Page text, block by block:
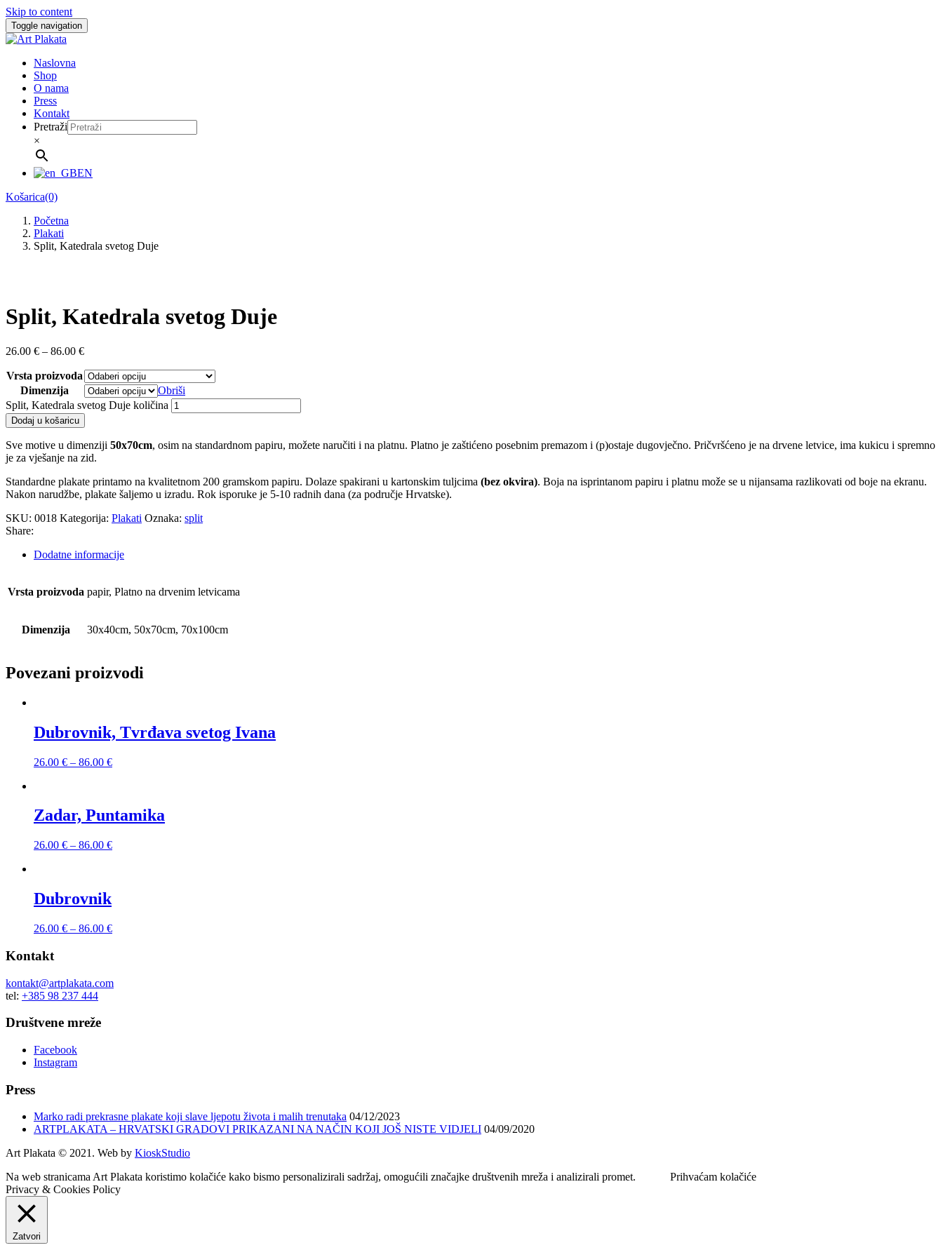
Skip to content
Toggle navigation
Naslovna
Shop
O nama
Press
Kontakt
Pretraži
×
EN
Košarica(0)
Početna
Plakati
Split, Katedrala svetog Duje
Split, Katedrala svetog Duje
26.00 € – 86.00 €
Vrsta proizvoda
Dimenzija
Obriši
Split, Katedrala svetog Duje količina
Dodaj u košaricu
Sve motive u dimenziji 50x70cm, osim na standardnom papiru, možete naručiti i na platnu. Platno je zaštićeno posebnim premazom i (p)ostaje dugovječno. Pričvršćeno je na drvene letvice, ima kukicu i spremno
je za vješanje na zid.
Standardne plakate printamo na kvalitetnom 200 gramskom papiru. Dolaze spakirani u kartonskim tuljcima (bez okvira). Boja na isprintanom papiru i platnu može se u nijansama razlikovati od boje na ekranu.
Nakon narudžbe, plakate šaljemo u izradu. Rok isporuke je 5-10 radnih dana (za područje Hrvatske).
SKU: 0018 Kategorija: Plakati Oznaka: split
Share:
Dodatne informacije
Vrsta proizvoda papir, Platno na drvenim letvicama
Dimenzija 30x40cm, 50x70cm, 70x100cm
Povezani proizvodi
Dubrovnik, Tvrđava svetog Ivana
26.00 € – 86.00 €
Zadar, Puntamika
26.00 € – 86.00 €
Dubrovnik
26.00 € – 86.00 €
Kontakt
kontakt@artplakata.com
tel: +385 98 237 444
Društvene mreže
Facebook
Instagram
Press
Marko radi prekrasne plakate koji slave ljepotu života i malih trenutaka 04/12/2023
ARTPLAKATA – HRVATSKI GRADOVI PRIKAZANI NA NAČIN KOJI JOŠ NISTE VIDJELI 04/09/2020
Art Plakata © 2021. Web by KioskStudio
Na web stranicama Art Plakata koristimo kolačiće kako bismo personalizirali sadržaj, omogućili značajke društvenih mreža i analizirali promet.
Prihvaćam kolačiće
Privacy & Cookies Policy
Zatvori